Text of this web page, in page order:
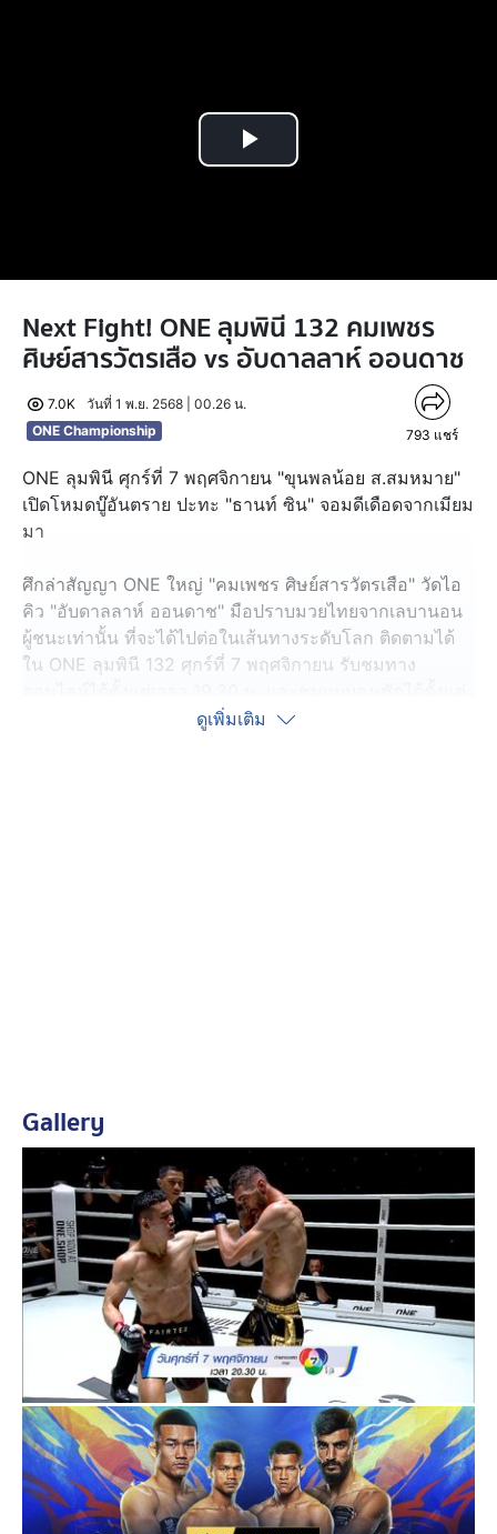
Play
Next Fight! ONE ลุมพินี 132 คมเพชร
ศิษย์สารวัตรเสือ vs อับดาลลาห์ ออนดาช
7.0K
วันที่ 1 พ.ย. 2568 | 00.26 น.
ONE Championship
793 แชร์
ONE ลุมพินี ศุกร์ที่ 7 พฤศจิกายน "ขุนพลน้อย ส.สมหมาย"
เปิดโหมดบู๊อันตราย ปะทะ "ธานท์ ซิน" จอมดีเดือดจากเมียม
มา
ศึกล่าสัญญา ONE ใหญ่ "คมเพชร ศิษย์สารวัตรเสือ" วัดไอ
คิว "อับดาลลาห์ ออนดาช" มือปราบมวยไทยจากเลบานอน
ผู้ชนะเท่านั้น ที่จะได้ไปต่อในเส้นทางระดับโลก ติดตามได้
ใน ONE ลุมพินี 132 ศุกร์ที่ 7 พฤศจิกายน รับชมทาง
เวลา 20.30 น. เป็นต้นไป ทางช่อง 7HD
ดูเพิ่มเติม
Gallery